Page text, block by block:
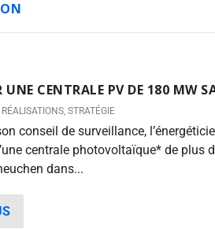
UNE CENTRALE PV DE 180 MW
RÉALISATIONS,STRATÉGIE
conseil de surveillance,
centrale photovoltaïque* de plus
dans...